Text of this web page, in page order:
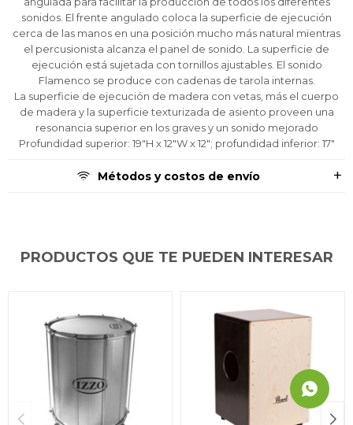
sonidos. El frente angulado coloca la superficie de ejecución
cerca de las manos en una posición mucho más natural mientras
el percusionista alcanza el panel de sonido. La superficie de
ejecución está sujetada con tornillos ajustables. El sonido
Flamenco se produce con cadenas de tarola internas.
La superficie de ejecución de madera con vetas, más el cuerpo
de madera y la superficie texturizada de asiento proveen una
resonancia superior en los graves y un sonido mejorado
Profundidad superior: 19"H x 12"W x 12"; profundidad inferior: 17"
Métodos y costos de envío
PRODUCTOS QUE TE PUEDEN INTERESAR
tarjeta de crédito
Celular
Fecha de nacimiento
Día Mes Año
¡Tenés hasta
para comprar en las cuotas que
prefieras!
Elegí tus productos preferidos
Elegís Pago Después como metodo de pago
* sujeto a aprobación crediticia. El monto disponible
puede variar por comercio
Parece que no tenes oferta, lamentamos
el inconveniente, por cualquier duda
contactanos en
preguntas@pagodespues.com.uy
¡Algo salió mal!
Por favor intenta nuevamente mas tarde.
tarjeta de crédito
Celular
Fecha de nacimiento
Día Mes Año
¡Tenés hasta
para comprar en las cuotas que
prefieras!
Elegí tus productos preferidos
Elegís Pago Después como metodo de pago
* sujeto a aprobación crediticia. El monto disponible
puede variar por comercio
Parece que no tenes oferta, lamentamos
el inconveniente, por cualquier duda
contactanos en
preguntas@pagodespues.com.uy
¡Algo salió mal!
Por favor intenta nuevamente mas tarde.
tarjeta de crédito
Celular
Fecha de nacimiento
Día Mes Año
¡Tenés hasta
para comprar en las cuotas que
prefieras!
Elegí tus productos preferidos
Elegís Pago Después como metodo de pago
* sujeto a aprobación crediticia. El monto disponible
puede variar por comercio
Parece que no tenes oferta, lamentamos
el inconveniente, por cualquier duda
contactanos en
preguntas@pagodespues.com.uy
¡Algo salió mal!
Por favor intenta nuevamente mas tarde.